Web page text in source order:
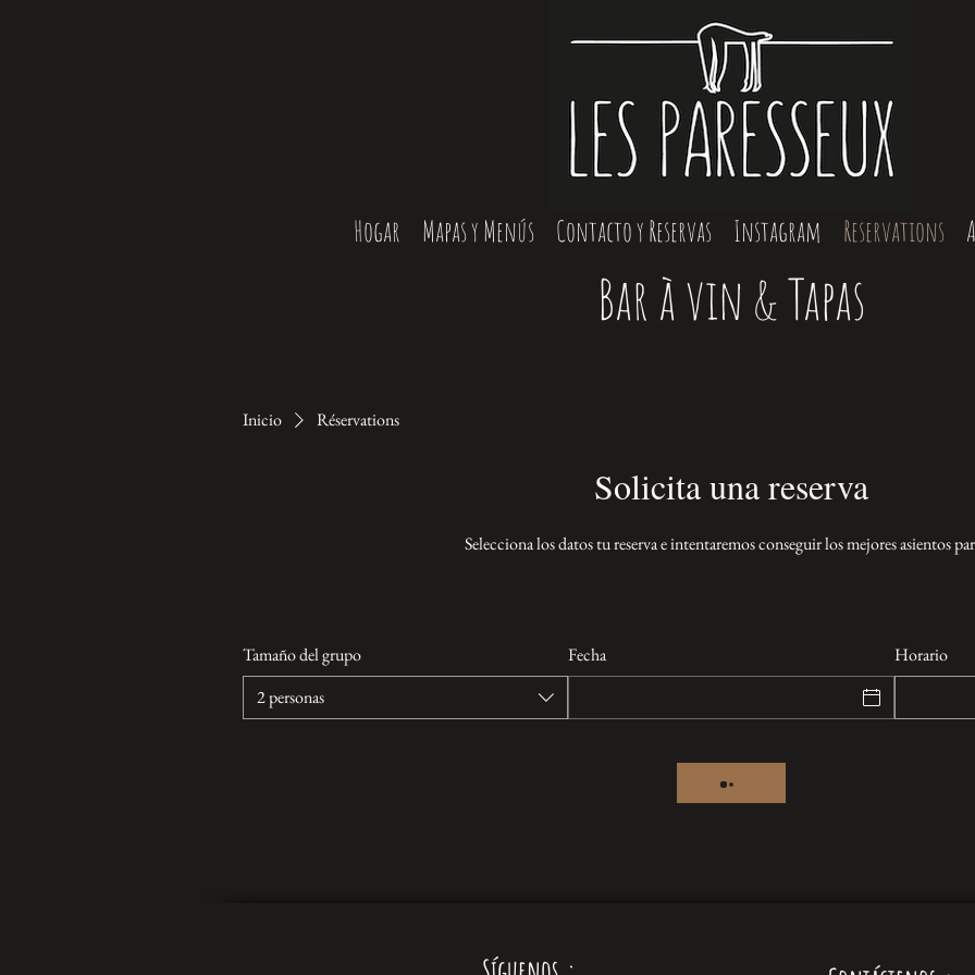
Hogar Mapas y Menús Contacto y Reservas Instagram Reservations
Bar à vin & Tapas
Inicio Réservations
Solicita una reserva
Selecciona los datos tu reserva e intentaremos conseguir los mejores asientos
Tamaño del grupo
2 personas
Fecha Horario